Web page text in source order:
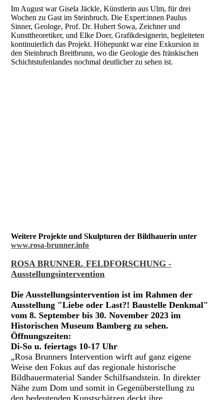
Im August war Gisela Jäckle, Künstlerin aus Ulm, für drei
Wochen zu Gast im Steinbruch. Die Expert:innen Paulus
Sinner, Geologe, Prof. Dr. Hubert Sowa, Zeichner und
Kunsttheoretiker, und Elke Doer, Grafikdesignerin, begleiteten
kontinuierlich das Projekt. Höhepunkt war eine Exkursion in
den Steinbruch Breitbrunn, wo die Geologie des fränkischen
Schichtstufenlandes nochmal deutlicher zu sehen ist.
Weitere Projekte und Skulpturen der Bildhauerin unter
www.rosa-brunner.info
ROSA BRUNNER. FELDFORSCHUNG -
Ausstellungsintervention
Die Ausstellungsintervention ist im Rahmen der
Ausstellung "Liebe oder Last?! Baustelle Denkmal"
vom 8. September bis 30. November 2023 im
Historischen Museum Bamberg zu sehen.
Öffnungszeiten:
Di-So u. feiertags 10-17 Uhr
„Rosa Brunners Intervention wirft auf ganz eigene
Weise den Fokus auf das regionale historische
Bildhauermaterial Sander Schilfsandstein. In direkter
Nähe zum Dom und somit in Gegenüberstellung zu